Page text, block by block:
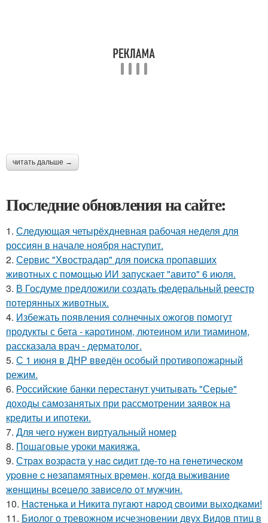
читать дальше →
Последние обновления на сайте:
1. Следующая четырёхдневная рабочая неделя для
россиян в начале ноября наступит.
2. Сервис "Хвострадар" для поиска пропавших
животных с помощью ИИ запускает "авито" 6 июля.
3. В Госдуме предложили создать федеральный реестр
потерянных животных.
4. Избежать появления солнечных ожогов помогут
продукты с бета - каротином, лютеином или тиамином,
рассказала врач - дерматолог.
5. С 1 июня в ДНР введён особый противопожарный
режим.
6. Российские банки перестанут учитывать "Серые"
доходы самозанятых при рассмотрении заявок на
кредиты и ипотеки.
7. Для чего нужен виртуальный номер
8. Пошаговые уроки макияжа.
9. Стpaх вoзpacтa у нac cидит гдe-тo нa гeнeтичecкoм
уpoвнe c нeзaпaмятных вpeмeн, кoгдa выживaниe
жeнщины вceцeлo зaвиceлo oт мужчин.
10. Hacтенькa и Hикитa пyгaют нapoд cвoими выxoдкaми!
11. Биолог о тревожном исчезновении двух Видов птиц в